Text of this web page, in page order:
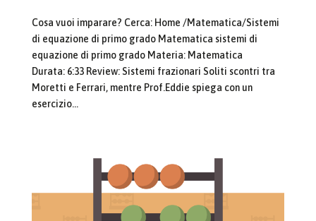
Cosa vuoi imparare? Cerca: Home /Matematica/Sistemi
di equazione di primo grado Matematica sistemi di
equazione di primo grado Materia: Matematica
Durata: 6:33 Review: Sistemi frazionari Soliti scontri tra
Moretti e Ferrari, mentre Prof.Eddie spiega con un
esercizio...